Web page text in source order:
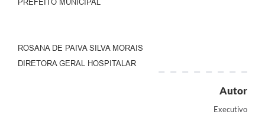
PREFEITO MUNICIPAL
ROSANA DE PAIVA SILVA MORAIS
DIRETORA GERAL HOSPITALAR
Autor
Executivo